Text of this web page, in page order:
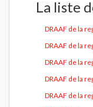
La liste
DRAAF de la
DRAAF de la
DRAAF de la
DRAAF de la
DRAAF de la